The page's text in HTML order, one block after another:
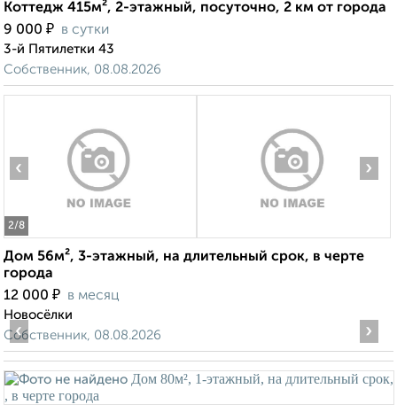
Коттедж 415м², 2-этажный, посуточно, 2 км от города
9 000 ₽ в сутки
3-й Пятилетки 43
Собственник, 08.08.2026
2/8
‹ ›
Дом 56м², 3-этажный, на длительный срок, в черте
города
12 000 ₽ в месяц
Новосёлки
Собственник, 08.08.2026
‹ ›